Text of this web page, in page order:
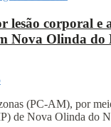
lesão corporal e
Nova Olinda do
(PC-AM), por
de Nova Olinda do